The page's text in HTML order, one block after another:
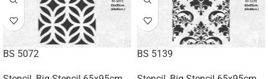
BS 5072 BS 5139